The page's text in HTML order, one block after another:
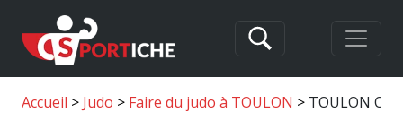
Accueil Judo Faire du judo à TOULON TOULON